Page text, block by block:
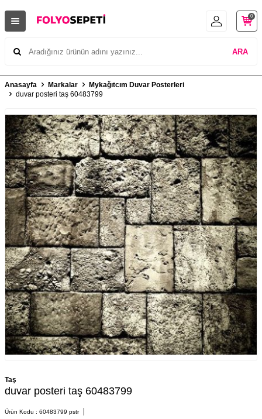
ARA
0
Anasayfa Markalar
Mykağıtcım Duvar Posterleri
duvar posteri taş 60483799
Taş
duvar posteri taş 60483799
Ürün Kodu : 60483799 pstr